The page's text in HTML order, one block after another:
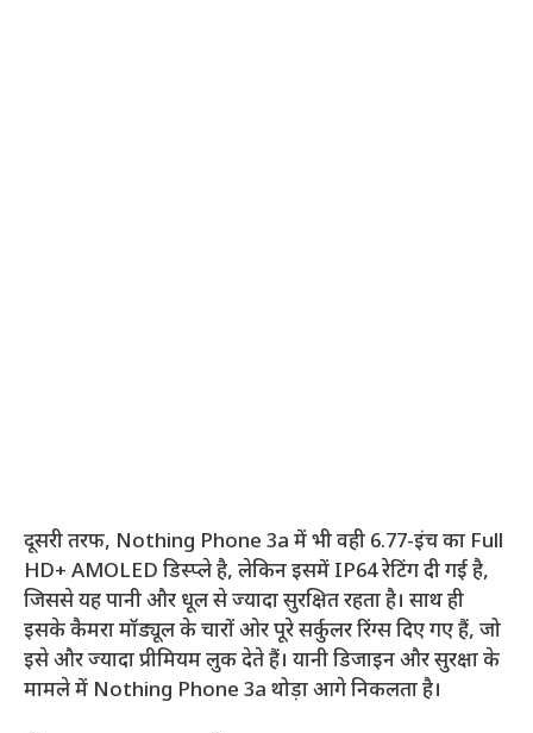
दूसरी तरफ, Nothing Phone 3a में भी वही 6.77-इंच का Full
HD+ AMOLED डिस्प्ले है, लेकिन इसमें IP64 रेटिंग दी गई है,
जिससे यह पानी और धूल से ज्यादा सुरक्षित रहता है। साथ ही
इसके कैमरा मॉड्यूल के चारों ओर पूरे सर्कुलर रिंग्स दिए गए हैं, जो
इसे और ज्यादा प्रीमियम लुक देते हैं। यानी डिजाइन और सुरक्षा के
मामले में Nothing Phone 3a थोड़ा आगे निकलता है।